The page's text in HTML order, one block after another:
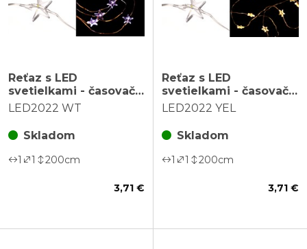
Reťaz s LED
svetielkami - časovač,
hviezdičky, studená
LED2022 WT
Skladom
1 1 200cm
3,71 €
Reťaz s LED
svetielkami - časovač,
hviezdičky, teplá žltá
LED2022 YEL
Skladom
1 1 200cm
3,71 €